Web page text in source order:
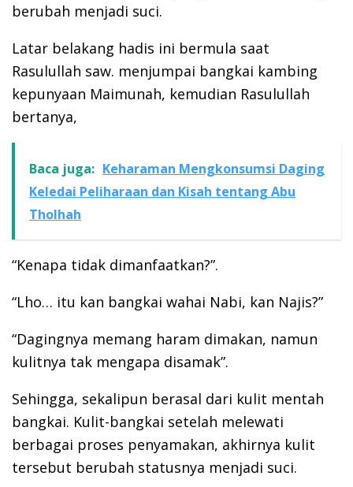
berubah menjadi suci.
Latar belakang hadis ini bermula saat
Rasulullah saw. menjumpai bangkai kambing
kepunyaan Maimunah, kemudian Rasulullah
bertanya,
Baca juga: Keharaman Mengkonsumsi Daging
Keledai Peliharaan dan Kisah tentang Abu
Tholhah
“Kenapa tidak dimanfaatkan?”.
“Lho… itu kan bangkai wahai Nabi, kan Najis?”
“Dagingnya memang haram dimakan, namun
kulitnya tak mengapa disamak”.
Sehingga, sekalipun berasal dari kulit mentah
bangkai. Kulit-bangkai setelah melewati
berbagai proses penyamakan, akhirnya kulit
tersebut berubah statusnya menjadi suci.